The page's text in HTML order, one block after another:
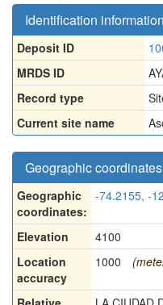
Identification information
Deposit ID
MRDS ID
Record type
Current site name
Geographic coordinates
Geographic
coordinates:
-74.2155, -
Elevation
4100
Location
accuracy
1000